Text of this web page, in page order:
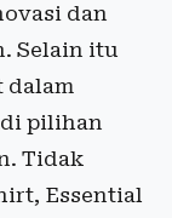
dan
Selain itu
dalam
pilihan
Tidak
Essential